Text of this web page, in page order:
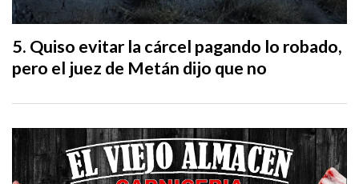
Quiso evitar la cárcel pagando lo robado,
pero el juez de Metán dijo que no